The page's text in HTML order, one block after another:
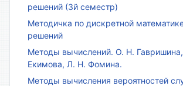
решений (3й семестр)
Методичка по дискретной
решений
Методы вычислений. О. Н.
Екимова, Л. Н. Фомина.
Методы вычисления вероятностей